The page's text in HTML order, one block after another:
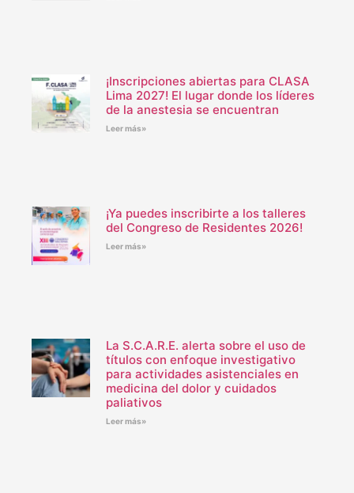
¡Inscripciones abiertas para CLASA
Lima 2027! El lugar donde los líderes
de la anestesia se encuentran
Leer más»
¡Ya puedes inscribirte a los talleres
del Congreso de Residentes 2026!
Leer más»
La S.C.A.R.E. alerta sobre el uso de
títulos con enfoque investigativo
para actividades asistenciales en
medicina del dolor y cuidados
paliativos
Leer más»